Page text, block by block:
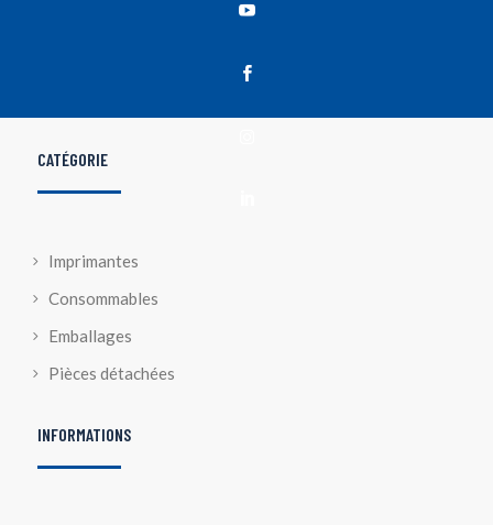


CATÉGORIE
Imprimantes
Consommables
Emballages
Pièces détachées
INFORMATIONS